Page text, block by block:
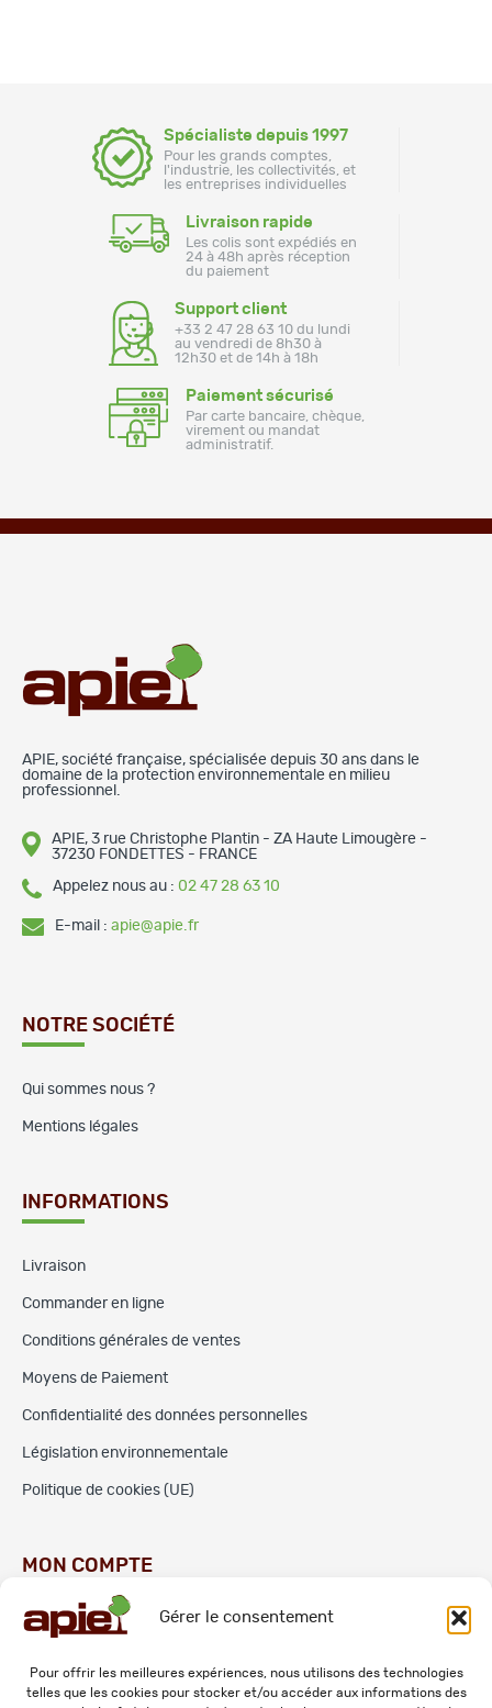
Gérer le consentement
Pour offrir les meilleures expériences, nous utilisons des technologies
telles que les cookies pour stocker et/ou accéder aux informations des
Spécialiste depuis 1997
Pour les grands comptes,
l'industrie, les collectivités, et
les entreprises individuelles
Livraison rapide
Les colis sont expédiés en
24 à 48h après réception
du paiement
Support client
+33 2 47 28 63 10 du lundi
au vendredi de 8h30 à
12h30 et de 14h à 18h
Paiement sécurisé
Par carte bancaire, chèque,
virement ou mandat
administratif.
APIE, société française, spécialisée depuis 30 ans dans le
domaine de la protection environnementale en milieu
professionnel.
APIE, 3 rue Christophe Plantin - ZA Haute Limougère -
37230 FONDETTES - FRANCE
Appelez nous au : 02 47 28 63 10
E-mail : apie@apie.fr
NOTRE SOCIÉTÉ
Qui sommes nous ?
Mentions légales
INFORMATIONS
Livraison
Commander en ligne
Conditions générales de ventes
Moyens de Paiement
Confidentialité des données personnelles
Législation environnementale
Politique de cookies (UE)
MON COMPTE
Commandes
Adresses
Mes informations personnelles